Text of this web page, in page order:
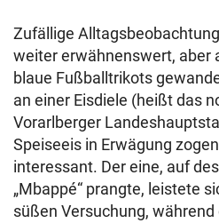
Zufällige
weiter erwähnenswert, aber
blaue Fußballtrikots
an einer Eisdiele (heißt das
Vorarlberger
Speiseeis in Erwägung
interessant. Der eine, auf
„Mbappé“ prangte, leistete
süßen Versuchung,